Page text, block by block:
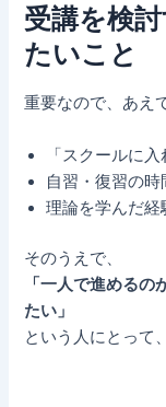
受講を検
たいこと
重要なので、あえ
「スクールに
自習・復習の時
理論を学んだ
そのうえで、
「一人で進める
たい」
という人にとって